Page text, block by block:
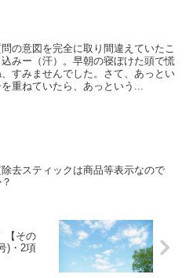
の意図を完全に取り間違えていたこ
みー（汗）。早朝の寝ぼけた頭で慌
すみませんでした。さて、あっとい
重ねていたら、あっという...
去スティックは商品等表示なので
【その
)・2項